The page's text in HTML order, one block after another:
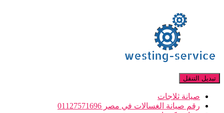
تبديل التنقل
صيانة ثلاجات
رقم صيانة الغسالات في مصر 01127571696